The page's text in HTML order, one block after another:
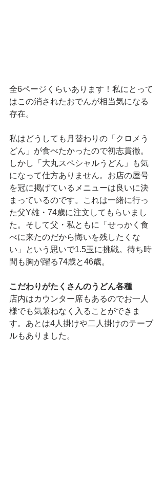
全6ページくらいあります！私にとって
はこの消されたおでんが相当気になる
存在。
私はどうしても月替わりの「クロメう
どん」が食べたかったので初志貫徹。
しかし「大丸スペシャルうどん」も気
になって仕方ありません。お店の屋号
を冠に掲げているメニューは良いに決
まっているのです。これは一緒に行っ
た父Y雄・74歳に注文してもらいまし
た。そして父・私ともに「せっかく食
べに来たのだから悔いを残したくな
い」という思いで1.5玉に挑戦。待ち時
間も胸が躍る74歳と46歳。
こだわりがたくさんのうどん各種
店内はカウンター席もあるのでお一人
様でも気兼ねなく入ることができま
す。あとは4人掛けや二人掛けのテーブ
ルもありました。